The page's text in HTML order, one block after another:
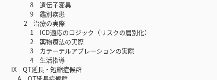
8 遺伝子変異
9 鑑別疾患
2 治療の実際
1 ICD適応のロジック（リスクの層別化）
2 薬物療法の実際
3 カテーテルアブレーションの実際
4 生活指導
IX QT延長・短縮症候群